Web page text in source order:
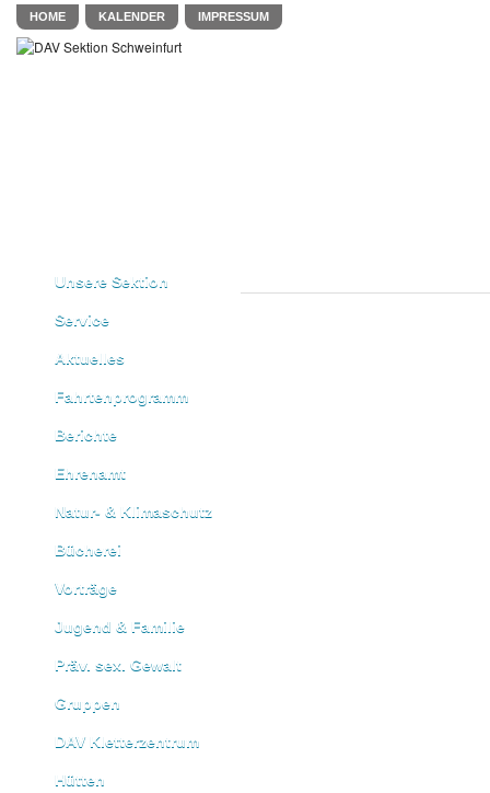
HOME KALENDER IMPRESSUM
Unsere Sektion
Service
Aktuelles
Fahrtenprogramm
Berichte
Ehrenamt
Natur- & Klimaschutz
Bücherei
Vorträge
Jugend & Familie
Präv. sex. Gewalt
Gruppen
DAV Kletterzentrum
Hütten